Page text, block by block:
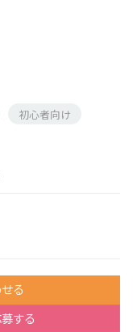
初心者向け
る
する